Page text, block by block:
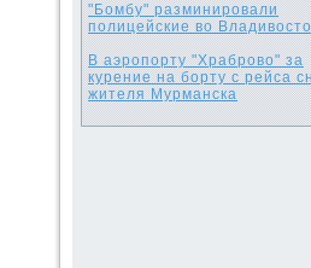
"Бомбу" разминировали
полицейские во
В аэропорту "Храброво" за
курение на борту с рейса
жителя Мурманска